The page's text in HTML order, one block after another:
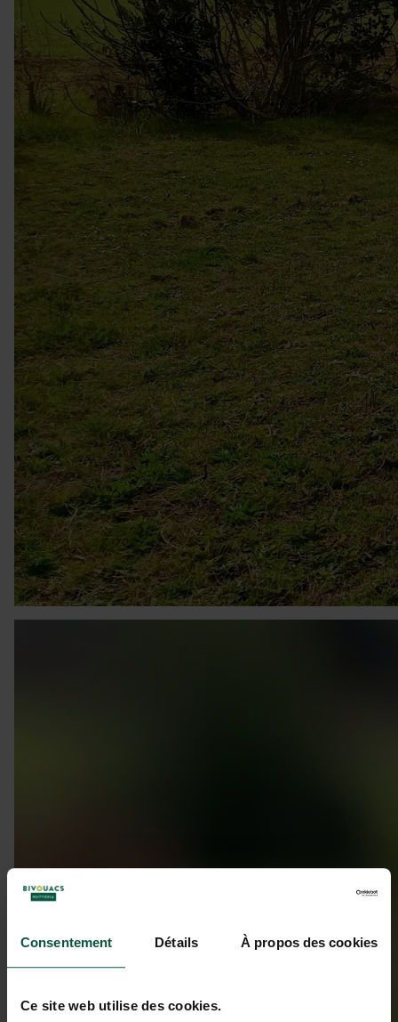
Consentement Détails À propos des cookies
Ce site web utilise des cookies.